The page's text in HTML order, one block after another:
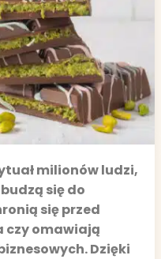
milionów ludzi,
się do
się przed
czy omawiają
Dzięki